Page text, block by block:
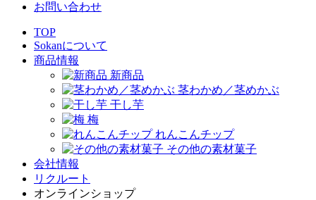
お問い合わせ
TOP
Sokanについて
商品情報
新商品
茎わかめ／茎めかぶ
干し芋
梅
れんこんチップ
その他の素材菓子
会社情報
リクルート
オンラインショップ